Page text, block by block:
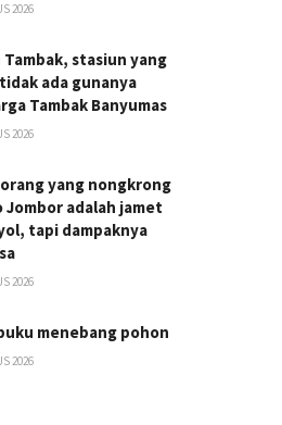
2026
stasiun yang
ada gunanya
Tambak Banyumas
2026
yang nongkrong
Jombor adalah jamet
tapi dampaknya
2026
menebang pohon
2026